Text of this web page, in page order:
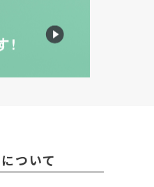
ついて